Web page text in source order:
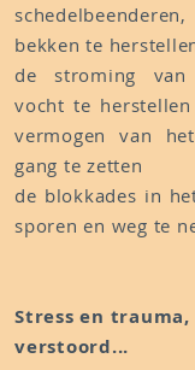
bekken te
de stroming van
vocht te
vermogen van
gang te zetten
de blokkades in
sporen en weg te
Stress en
verstoord...